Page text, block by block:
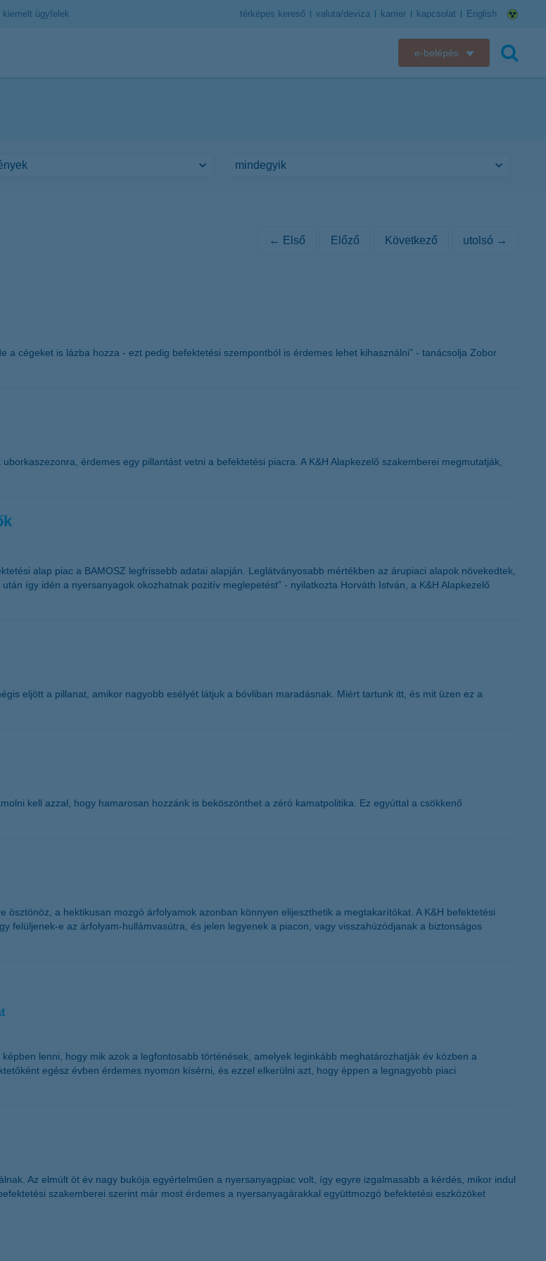
kiemelt ügyfelek térképes kereső valuta/deviza karrier kapcsolat English
e-belépés
← Első Előző Következő utolsó →
a cégeket is lázba hozza - ezt pedig befektetési szempontból is érdemes lehet kihasználni” - tanácsolja Zobor
érdemes egy pillantást vetni a befektetési piacra. A K&H Alapkezelő szakemberei megmutatják,
alap piac a BAMOSZ legfrissebb adatai alapján. Leglátványosabb mértékben az árupiaci alapok növekedtek,
így idén a nyersanyagok okozhatnak pozitív meglepetést” - nyilatkozta Horváth István, a K&H Alapkezelő
eljött a pillanat, amikor nagyobb esélyét látjuk a bóvliban maradásnak. Miért tartunk itt, és mit üzen ez a
kell azzal, hogy hamarosan hozzánk is beköszönthet a zéró kamatpolitika. Ez egyúttal a csökkenő
a hektikusan mozgó árfolyamok azonban könnyen elijeszthetik a megtakarítókat. A K&H befektetési
felüljenek-e az árfolyam-hullámvasútra, és jelen legyenek a piacon, vagy visszahúzódjanak a biztonságos
lenni, hogy mik azok a legfontosabb történések, amelyek leginkább meghatározhatják év közben a
egész évben érdemes nyomon kísérni, és ezzel elkerülni azt, hogy éppen a legnagyobb piaci
Az elmúlt öt év nagy bukója egyértelműen a nyersanyagpiac volt, így egyre izgalmasabb a kérdés, mikor indul
szakemberei szerint már most érdemes a nyersanyagárakkal együttmozgó befektetési eszközöket